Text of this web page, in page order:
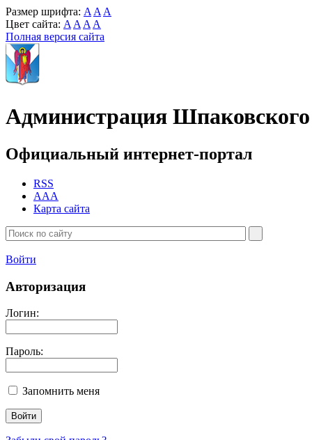
Размер шрифта: A A A
Цвет сайта: A A A A
Полная версия сайта
Администрация
Официальный интернет-портал
RSS
AAA
Карта сайта
Войти
Авторизация
Логин:
Пароль:
Запомнить меня